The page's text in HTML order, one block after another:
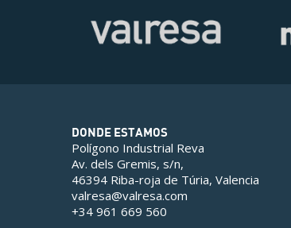
DONDE ESTAMOS
Polígono Industrial Reva
Av. dels Gremis, s/n,
46394 Riba-roja de Túria, Valencia
valresa@valresa.com
+34 961 669 560